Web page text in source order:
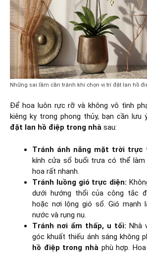
Những sai lầm cần tránh khi chọn vị trí đặt lan hồ
Để hoa luôn rực rỡ và không vô tình
kiêng kỵ trong phong thủy, bạn cần lưu
đặt lan hồ điệp trong nhà sau:
Tránh ánh nắng mặt trời trực
kính cửa sổ buổi trưa có thể làm
hoa rất nhanh.
Tránh luồng gió trực diện:
dưới hướng thổi của công tắc
hoặc nơi lộng gió sổ. Gió mạnh
nước và rụng nụ.
Tránh nơi ẩm thấp, u tối: Nhà
góc khuất thiếu ánh sáng không
hồ điệp trong nhàphù hợp.